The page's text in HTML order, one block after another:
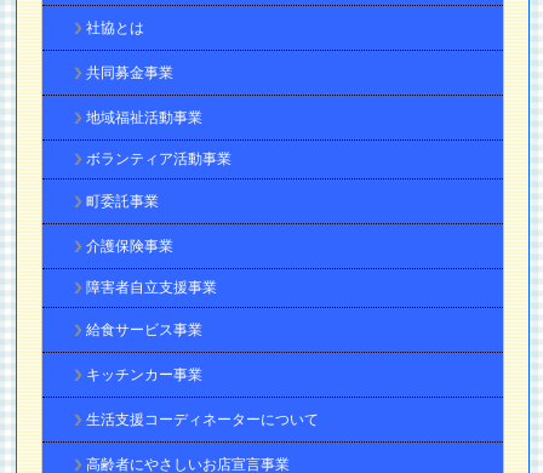
社協とは
共同募金事業
地域福祉活動事業
ボランティア活動事業
町委託事業
介護保険事業
障害者自立支援事業
給食サービス事業
キッチンカー事業
生活支援コーディネーターについて
高齢者にやさしいお店宣言事業